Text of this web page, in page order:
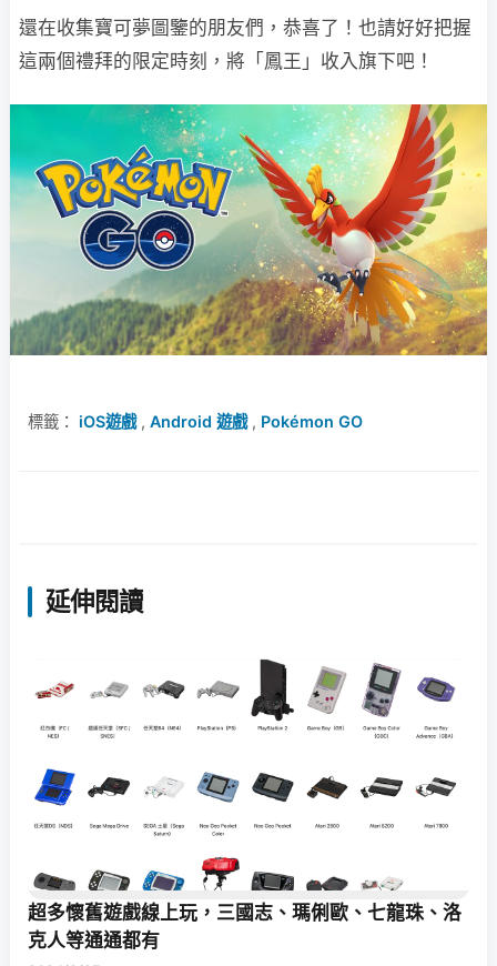
還在收集寶可夢圖鑒的朋友們，恭喜了！也請好好把握
這兩個禮拜的限定時刻，將「鳳王」收入旗下吧！
標籤： iOS遊戲, Android 遊戲, Pokémon GO
延伸閱讀
超多懷舊遊戲線上玩，三國志、瑪俐歐、七龍珠、洛
克人等通通都有